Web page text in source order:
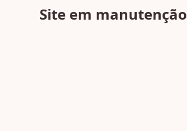
Site em manutenção